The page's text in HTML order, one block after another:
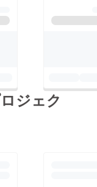
要相談
（18歳
も面談
しに伺
ジェク